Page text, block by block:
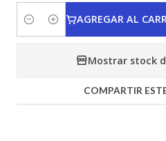
Cantidad
AGREGAR AL
Mostrar stock
COMPARTIR